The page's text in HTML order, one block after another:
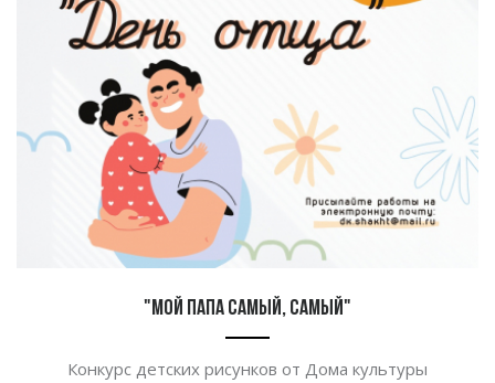
"Мой папа самый, самый"
Конкурс детских рисунков от Дома культуры